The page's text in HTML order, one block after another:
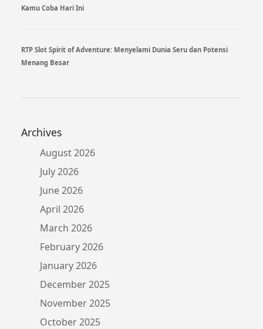
Kamu Coba Hari Ini
RTP Slot Spirit of Adventure: Menyelami Dunia Seru dan Potensi
Menang Besar
Archives
August 2026
July 2026
June 2026
April 2026
March 2026
February 2026
January 2026
December 2025
November 2025
October 2025